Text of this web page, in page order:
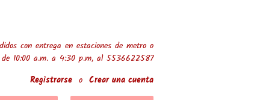
con entrega en estaciones de metro o
10:00 a.m. a 4:30 p.m, al 5536622587
Registrarse o Crear una cuenta